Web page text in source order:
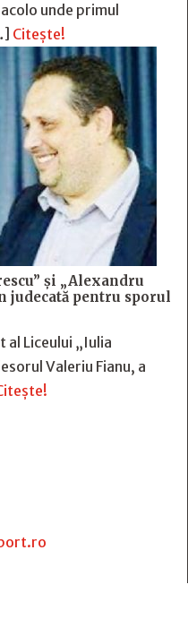
unde primul
Citește!
și „Alexandru
judecată pentru sporul
Liceului „Iulia
Valeriu Fianu, a